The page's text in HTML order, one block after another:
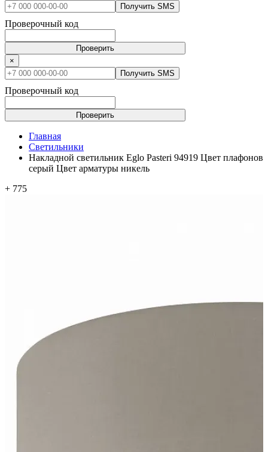
Получить SMS
Проверочный код
Проверить
×
Получить SMS
Проверочный код
Проверить
Главная
Светильники
Накладной светильник Eglo Pasteri 94919 Цвет плафонов
серый Цвет арматуры никель
+ 775